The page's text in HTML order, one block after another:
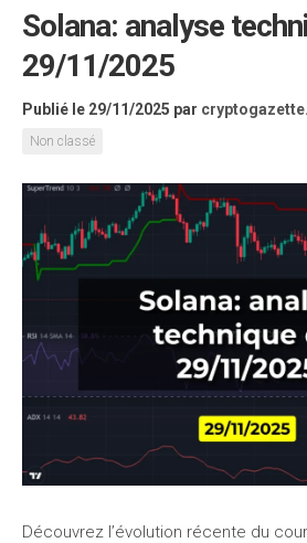
Solana: analyse
29/11/2025
Publié le 29/11/2025 par
Non classé
Découvrez l’évolution récente du